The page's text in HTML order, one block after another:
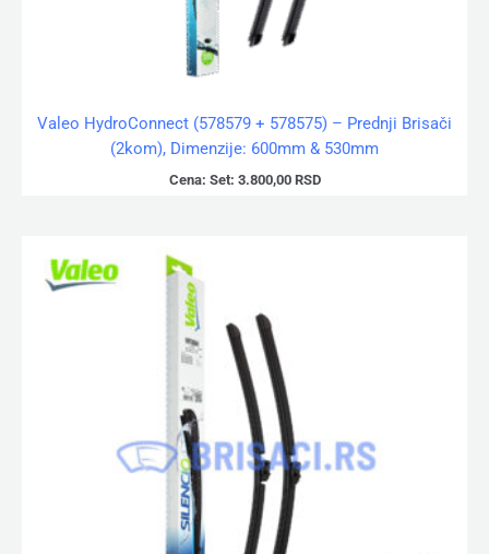
Valeo HydroConnect (578579 + 578575) – Prednji Brisači
(2kom), Dimenzije: 600mm & 530mm
Cena: Set: 3.800,00 RSD